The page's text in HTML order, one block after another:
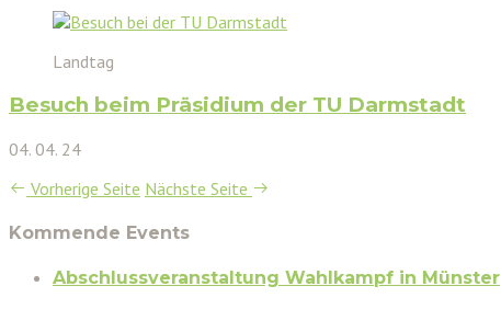
Landtag
Besuch beim Präsidium der TU Darmstadt
04. 04. 24
Vorherige Seite Nächste Seite
Kommende Events
Abschlussveranstaltung Wahlkampf in Münster